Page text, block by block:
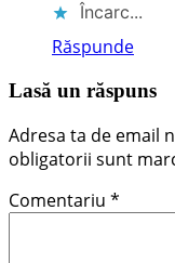
Încarc...
Răspunde
Lasă un răspuns
Adresa ta de email
obligatorii sunt
Comentariu *